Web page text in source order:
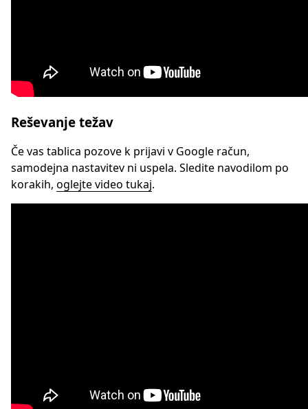
Reševanje težav
Če vas tablica pozove k prijavi v Google račun,
samodejna nastavitev ni uspela. Sledite navodilom po
korakih, oglejte video tukaj.